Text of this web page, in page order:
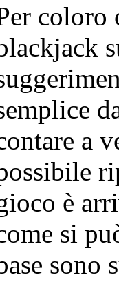
coloro
a
è
si
sono